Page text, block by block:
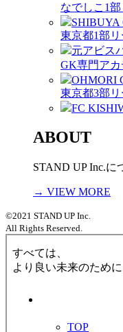
なでしこ1
SHIBUYA
東京都1部
元アビス
GK専門アカ
OHMORI
東京都3部
FC
ABOUT
STAND UP Inc.に
→ VIEW MORE
©2021 STAND UP Inc.
All Rights Reserved.